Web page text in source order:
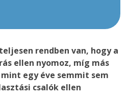
rendben van, hogy a
ellen nyomoz, míg más
egy éve semmit sem
csalók ellen